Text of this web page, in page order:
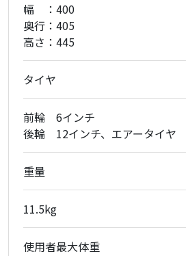
幅 ：400
奥行：405
高さ：445
タイヤ
前輪 6インチ
後輪 12インチ、エアータイヤ
重量
11.5kg
使用者最大体重